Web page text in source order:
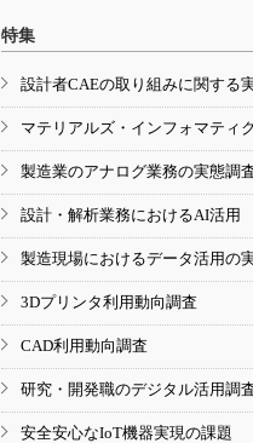
特集
設計者CAEの取り組みに関する
マテリアルズ・インフォマティ
製造業のアナログ業務の実態調
設計・解析業務におけるAI活用
製造現場におけるデータ活用の
3Dプリンタ利用動向調査
CAD利用動向調査
研究・開発職のデジタル活用調
安全安心なIoT機器実現の課題